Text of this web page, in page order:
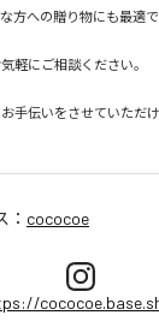
方への贈り物にも最適で
軽にご相談ください。
手伝いをさせていただ
： cococoe